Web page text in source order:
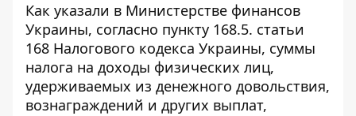
Как указали в Министерстве финансов
Украины, согласно пункту 168.5. статьи
168 Налогового кодекса Украины, суммы
налога на доходы физических лиц,
удерживаемых из денежного довольствия,
вознаграждений и других выплат,